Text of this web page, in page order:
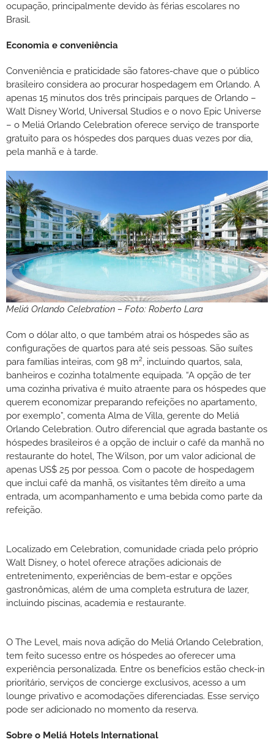
ocupação, principalmente devido às férias escolares no
Brasil.
Economia e conveniência
Conveniência e praticidade são fatores-chave que o público
brasileiro considera ao procurar hospedagem em Orlando. A
apenas 15 minutos dos três principais parques de Orlando –
Walt Disney World, Universal Studios e o novo Epic Universe
– o Meliá Orlando Celebration oferece serviço de transporte
gratuito para os hóspedes dos parques duas vezes por dia,
pela manhã e à tarde.
Meliá Orlando Celebration – Foto: Roberto Lara
Com o dólar alto, o que também atrai os hóspedes são as
configurações de quartos para até seis pessoas. São suítes
para famílias inteiras, com 98 m², incluindo quartos, sala,
banheiros e cozinha totalmente equipada. “A opção de ter
uma cozinha privativa é muito atraente para os hóspedes que
querem economizar preparando refeições no apartamento,
por exemplo”, comenta Alma de Villa, gerente do Meliá
Orlando Celebration. Outro diferencial que agrada bastante os
hóspedes brasileiros é a opção de incluir o café da manhã no
restaurante do hotel, The Wilson, por um valor adicional de
apenas US$ 25 por pessoa. Com o pacote de hospedagem
que inclui café da manhã, os visitantes têm direito a uma
entrada, um acompanhamento e uma bebida como parte da
refeição.
Localizado em Celebration, comunidade criada pelo próprio
Walt Disney, o hotel oferece atrações adicionais de
entretenimento, experiências de bem-estar e opções
gastronômicas, além de uma completa estrutura de lazer,
incluindo piscinas, academia e restaurante.
O The Level, mais nova adição do Meliá Orlando Celebration,
tem feito sucesso entre os hóspedes ao oferecer uma
experiência personalizada. Entre os benefícios estão check-in
prioritário, serviços de concierge exclusivos, acesso a um
lounge privativo e acomodações diferenciadas. Esse serviço
pode ser adicionado no momento da reserva.
Sobre o Meliá Hotels International